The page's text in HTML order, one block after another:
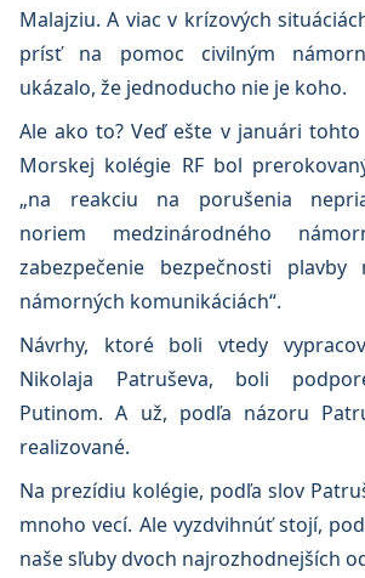
Malajziu. A viac v krízových
prísť na pomoc civilným
ukázalo, že jednoducho nie je koho.
Ale ako to? Veď ešte v januári
Morskej kolégie RF bol
„na reakciu na porušenia
noriem medzinárodného
zabezpečenie bezpečnosti plavby
námorných komunikáciách“.
Návrhy, ktoré boli vtedy
Nikolaja Patruševa, boli
Putinom. A už, podľa názoru
realizované.
Na prezídiu kolégie, podľa slov
mnoho vecí. Ale vyzdvihnúť stojí,
naše sľuby dvoch najrozhodnejších